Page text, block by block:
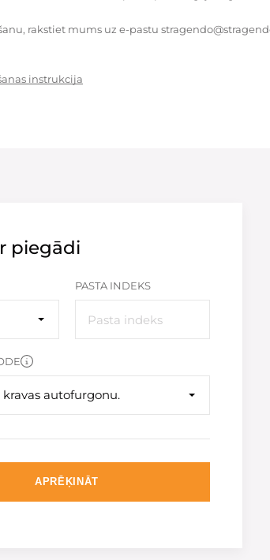
rakstiet mums uz e-pastu
instrukcija
piegādi
PASTA INDEKS
kravas autofurgonu.
APRĒĶINĀT